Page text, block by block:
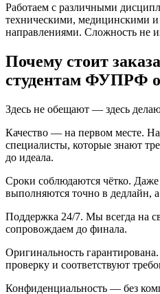
Работаем с различными
техническими, медицинскими
направлениями. Сложность не
Почему стоит
студентам ФУПРФ
Здесь не обещают — здесь
Качество — на первом месте.
специалисты, которые знают
до идеала.
Сроки соблюдаются чётко.
выполняются точно в дедлайн,
Поддержка 24/7. Мы всегда на
сопровождаем до финала.
Оригинальность
проверку и соответствуют
Конфиденциальность — без